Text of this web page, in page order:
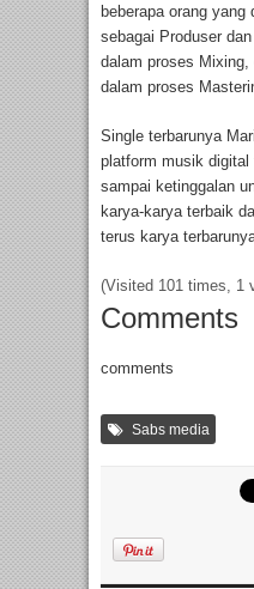
beberapa orang yang
sebagai Produser
dalam proses
dalam proses
Single terbarunya
platform musik
sampai ketinggalan
karya-karya terbaik
terus karya
(Visited 101 times, 1
Comments
comments
Sabs media